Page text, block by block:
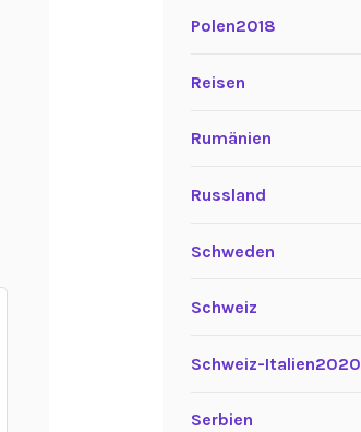
Polen2018
Reisen
Rumänien
Russland
Schweden
Schweiz
Schweiz-Italien2020
Serbien